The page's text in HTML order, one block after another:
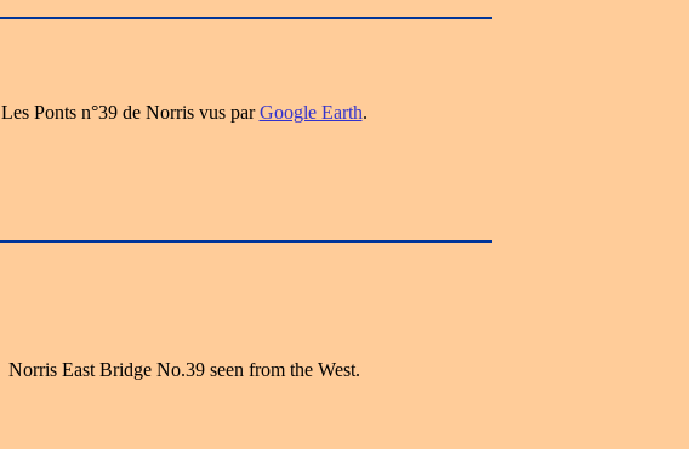
Les Ponts n°39 de Norris vus parGoogle Earth.
Norris East Bridge No.39 seen from the West.